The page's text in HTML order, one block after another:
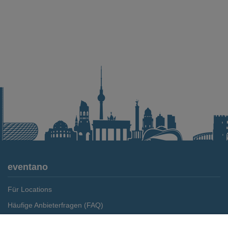
eventano
Für Locations
Häufige Anbieterfragen (FAQ)